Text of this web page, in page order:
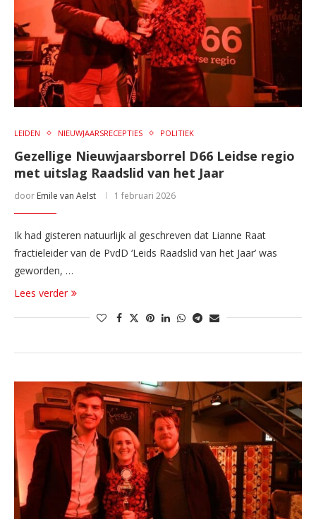
LEIDEN NIEUWJAARSRECEPTIES POLITIEK
Gezellige Nieuwjaarsborrel D66 Leidse regio
met uitslag Raadslid van het Jaar
door Emile van Aelst 1 februari 2026
Ik had gisteren natuurlijk al geschreven dat Lianne Raat
fractieleider van de PvdD ‘Leids Raadslid van het Jaar’ was
geworden, …
Lees verder